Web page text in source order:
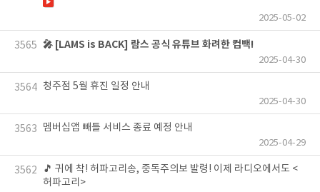
2025-05-02
3565 🎤 [LAMS is BACK] 람스 공식 유튜브 화려한 컴백!
2025-04-30
3564 청주점 5월 휴진 일정 안내
2025-04-30
3563 멤버십앱 빼틀 서비스 종료 예정 안내
2025-04-29
3562
🎵 귀에 착! 허파고리송, 중독주의보 발령! 이제 라디오에서도 <
허파고리>